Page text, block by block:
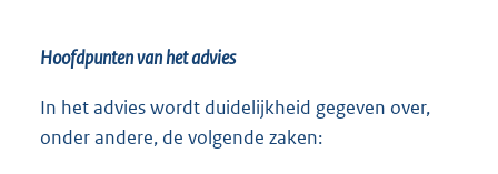
Hoofdpunten van het advies
In het advies wordt duidelijkheid gegeven over,
onder andere, de volgende zaken: